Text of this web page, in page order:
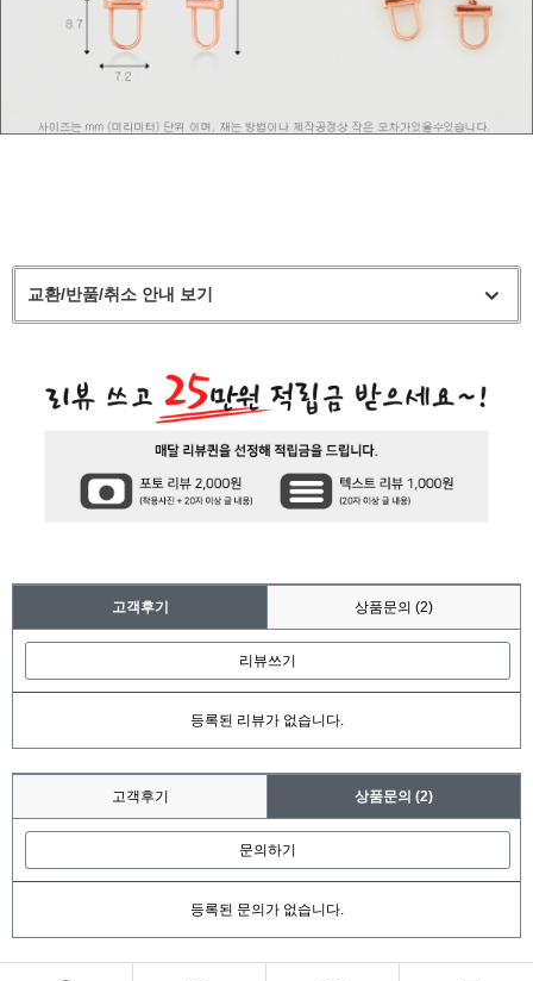
교환/반품/취소 안내 보기
고객후기 상품문의 (2)
리뷰쓰기
등록된 리뷰가 없습니다.
고객후기 상품문의 (2)
문의하기
등록된 문의가 없습니다.